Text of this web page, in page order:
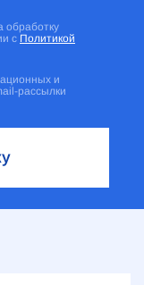
обработку
с Политикой
и
рассылки